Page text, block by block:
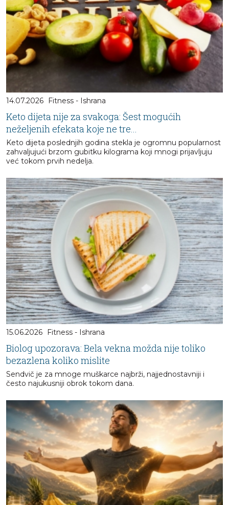
14.07.2026 Fitness - Ishrana
Keto dijeta nije za svakoga: Šest mogućih
neželjenih efekata koje ne tre...
Keto dijeta poslednjih godina stekla je ogromnu popularnost
zahvaljujući brzom gubitku kilograma koji mnogi prijavljuju
već tokom prvih nedelja.
15.06.2026 Fitness - Ishrana
Biolog upozorava: Bela vekna možda nije toliko
bezazlena koliko mislite
Sendvič je za mnoge muškarce najbrži, najjednostavniji i
često najukusniji obrok tokom dana.